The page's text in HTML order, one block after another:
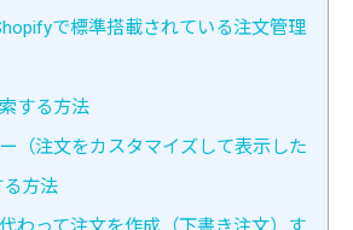
で標準搭載されている注文管理
する方法
（注文をカスタマイズして表示した
方法